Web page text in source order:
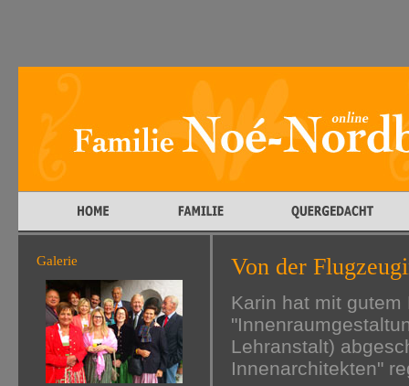
Galerie Von der
Karin hat mit
Lehranstalt)
Innenarchitekten"